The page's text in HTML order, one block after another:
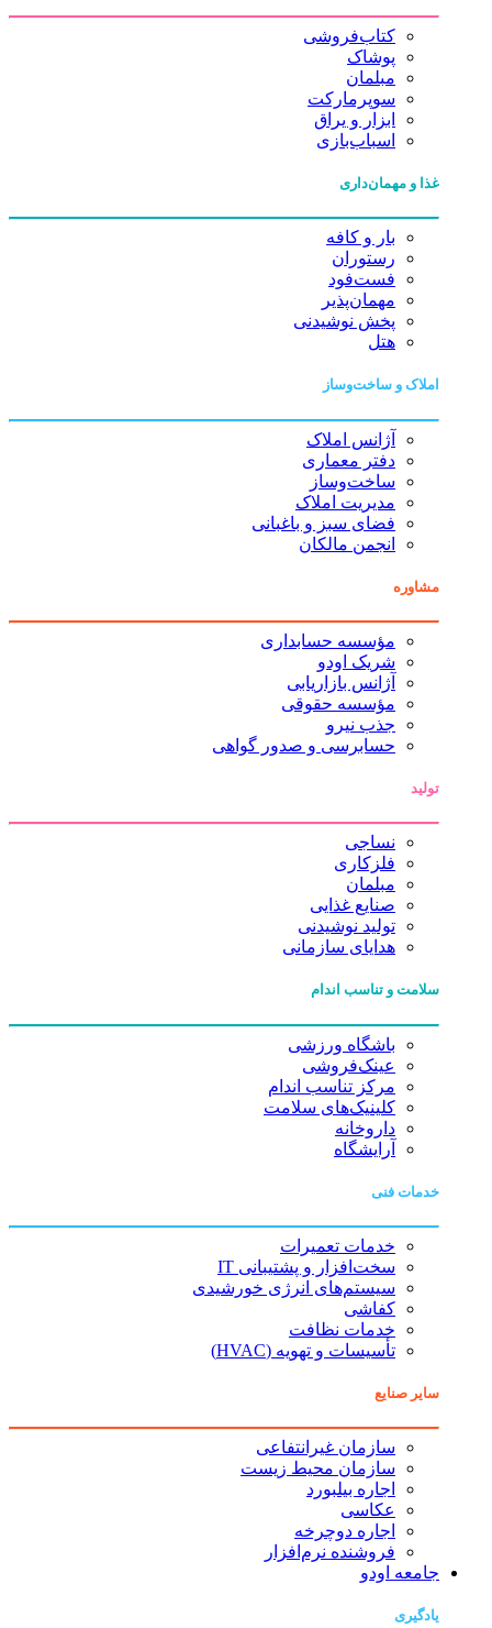
کتاب‌فروشی
پوشاک
مبلمان
سوپرمارکت
ابزار و یراق
اسباب‌بازی
غذا و مهمان‌داری
بار و کافه
رستوران
فست‌فود
مهمان‌پذیر
پخش نوشیدنی
هتل
املاک و ساخت‌وساز
آژانس املاک
دفتر معماری
ساخت‌وساز
مدیریت املاک
فضای سبز و باغبانی
انجمن مالکان
مشاوره
مؤسسه حسابداری
شریک اودو
آژانس بازاریابی
مؤسسه حقوقی
جذب نیرو
حسابرسی و صدور گواهی
تولید
نساجی
فلزکاری
مبلمان
صنایع غذایی
تولید نوشیدنی
هدایای سازمانی
سلامت و تناسب اندام
باشگاه ورزشی
عینک‌فروشی
مرکز تناسب اندام
کلینیک‌های سلامت
داروخانه
آرایشگاه
خدمات فنی
خدمات تعمیرات
سخت‌افزار و پشتیبانی IT
سیستم‌های انرژی خورشیدی
کفاشی
خدمات نظافت
تأسیسات و تهویه (HVAC)
سایر صنایع
سازمان غیرانتفاعی
سازمان محیط زیست
اجاره بیلبورد
عکاسی
اجاره دوچرخه
فروشنده نرم‌افزار
جامعه اودو
یادگیری